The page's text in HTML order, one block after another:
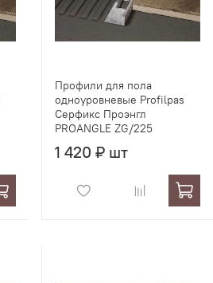
Профили для пола
одноуровневые Profilpas
Серфикс Проэнгл
PROANGLE ZG/225
1 420 ₽ шт